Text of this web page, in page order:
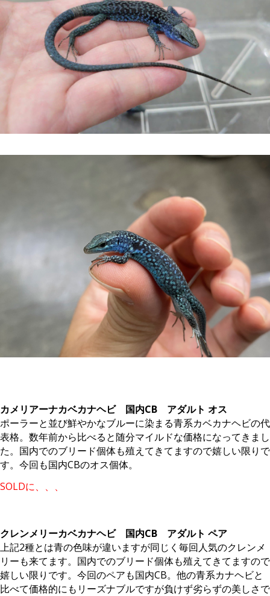
カメリアーナカベカナヘビ 国内CB アダルト オス
ポーラーと並び鮮やかなブルーに染まる青系カベカナヘビの代
表格。数年前から比べると随分マイルドな価格になってきまし
た。国内でのブリード個体も殖えてきてますので嬉しい限りで
す。今回も国内CBのオス個体。
SOLDに、、、
クレンメリーカベカナヘビ 国内CB アダルト ペア
上記2種とは青の色味が違いますが同じく毎回人気のクレンメ
リーも来てます。国内でのブリード個体も殖えてきてますので
嬉しい限りです。今回のペアも国内CB。他の青系カナヘビと
比べて価格的にもリーズナブルですが負けず劣らずの美しさで